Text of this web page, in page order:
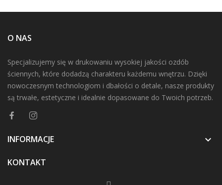
O NAS
Specjalizujemy się w drukowaniu wysokiej jakości ozdób
ściennych, które dodadzą charakteru każdemu wnętrzu. Dzięki
nowoczesnym technologiom i dbałości o detale, nasze produkty
są trwałe, estetyczne i idealnie dopasowane do Twoich potrzeb.
INFORMACJE 
KONTAKT